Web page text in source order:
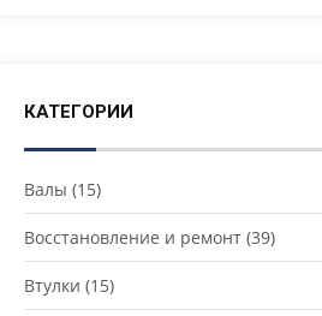
КАТЕГОРИИ
Валы (15)
Восстановление и ремонт (39)
Втулки (15)